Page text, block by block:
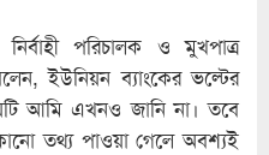
পরিচালক ও মুখপাত্র
ইউনিয়ন ব্যাংকের ভল্টের
আমি এখনও জানি না। তবে
তথ্য পাওয়া গেলে অবশ্যই